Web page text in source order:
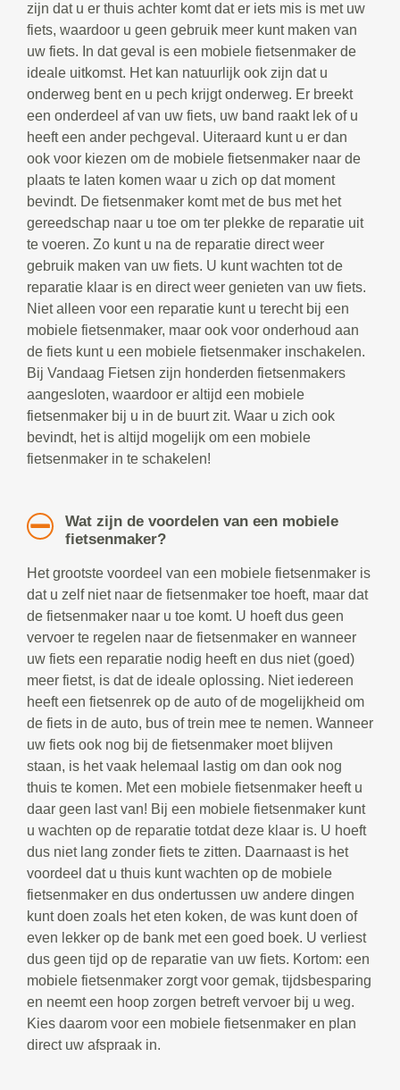
zijn dat u er thuis achter komt dat er iets mis is met uw
fiets, waardoor u geen gebruik meer kunt maken van
uw fiets. In dat geval is een mobiele fietsenmaker de
ideale uitkomst. Het kan natuurlijk ook zijn dat u
onderweg bent en u pech krijgt onderweg. Er breekt
een onderdeel af van uw fiets, uw band raakt lek of u
heeft een ander pechgeval. Uiteraard kunt u er dan
ook voor kiezen om de mobiele fietsenmaker naar de
plaats te laten komen waar u zich op dat moment
bevindt. De fietsenmaker komt met de bus met het
gereedschap naar u toe om ter plekke de reparatie uit
te voeren. Zo kunt u na de reparatie direct weer
gebruik maken van uw fiets. U kunt wachten tot de
reparatie klaar is en direct weer genieten van uw fiets.
Niet alleen voor een reparatie kunt u terecht bij een
mobiele fietsenmaker, maar ook voor onderhoud aan
de fiets kunt u een mobiele fietsenmaker inschakelen.
Bij Vandaag Fietsen zijn honderden fietsenmakers
aangesloten, waardoor er altijd een mobiele
fietsenmaker bij u in de buurt zit. Waar u zich ook
bevindt, het is altijd mogelijk om een mobiele
fietsenmaker in te schakelen!
Wat zijn de voordelen van een mobiele
fietsenmaker?
Het grootste voordeel van een mobiele fietsenmaker is
dat u zelf niet naar de fietsenmaker toe hoeft, maar dat
de fietsenmaker naar u toe komt. U hoeft dus geen
vervoer te regelen naar de fietsenmaker en wanneer
uw fiets een reparatie nodig heeft en dus niet (goed)
meer fietst, is dat de ideale oplossing. Niet iedereen
heeft een fietsenrek op de auto of de mogelijkheid om
de fiets in de auto, bus of trein mee te nemen. Wanneer
uw fiets ook nog bij de fietsenmaker moet blijven
staan, is het vaak helemaal lastig om dan ook nog
thuis te komen. Met een mobiele fietsenmaker heeft u
daar geen last van! Bij een mobiele fietsenmaker kunt
u wachten op de reparatie totdat deze klaar is. U hoeft
dus niet lang zonder fiets te zitten. Daarnaast is het
voordeel dat u thuis kunt wachten op de mobiele
fietsenmaker en dus ondertussen uw andere dingen
kunt doen zoals het eten koken, de was kunt doen of
even lekker op de bank met een goed boek. U verliest
dus geen tijd op de reparatie van uw fiets. Kortom: een
mobiele fietsenmaker zorgt voor gemak, tijdsbesparing
en neemt een hoop zorgen betreft vervoer bij u weg.
Kies daarom voor een mobiele fietsenmaker en plan
direct uw afspraak in.